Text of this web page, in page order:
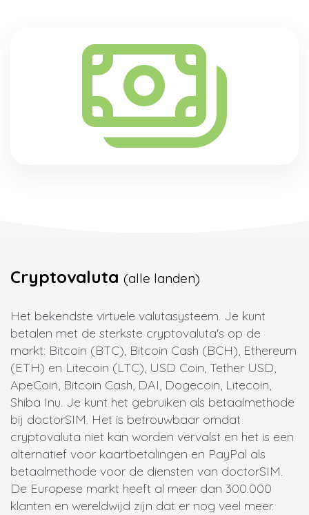
Cryptovaluta (alle landen)
Het bekendste virtuele valutasysteem. Je kunt
betalen met de sterkste cryptovaluta's op de
markt: Bitcoin (BTC), Bitcoin Cash (BCH), Ethereum
(ETH) en Litecoin (LTC), USD Coin, Tether USD,
ApeCoin, Bitcoin Cash, DAI, Dogecoin, Litecoin,
Shiba Inu. Je kunt het gebruiken als betaalmethode
bij doctorSIM. Het is betrouwbaar omdat
cryptovaluta niet kan worden vervalst en het is een
alternatief voor kaartbetalingen en PayPal als
betaalmethode voor de diensten van doctorSIM.
De Europese markt heeft al meer dan 300.000
klanten en wereldwijd zijn dat er nog veel meer.